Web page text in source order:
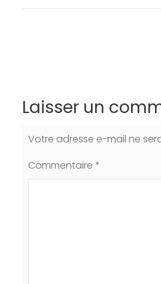
Laisser un
Votre adresse e-mail ne
Commentaire *